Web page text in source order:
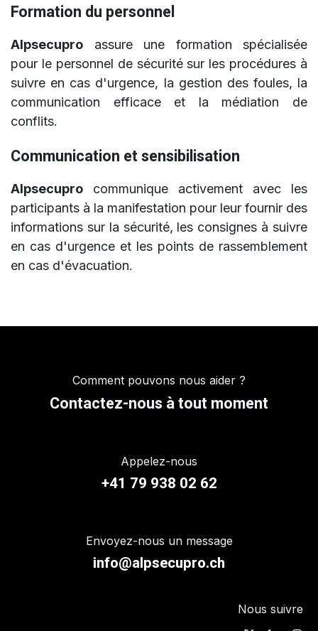
Formation du personnel
Alpsecupro assure une formation spécialisée
pour le personnel de sécurité sur les procédures à
suivre en cas d'urgence, la gestion des foules, la
communication efficace et la médiation de
conflits.
Communication et sensibilisation
Alpsecupro communique activement avec les
participants à la manifestation pour leur fournir des
informations sur la sécurité, les consignes à suivre
en cas d'urgence et les points de rassemblement
en cas d'évacuation.
Comment pouvons nous aider ?
Contactez-nous à tout moment
Appelez-nous
+41 79 938 02 62
Envoyez-nous un message
info@alpsecupro.ch
Nous suivre